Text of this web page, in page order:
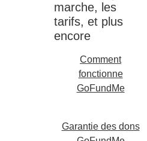
marche, les
tarifs, et plus
encore
Comment
fonctionne
GoFundMe
Garantie des dons